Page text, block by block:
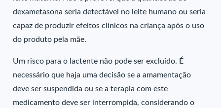
dexametasona seria detectável no leite humano ou seria
capaz de produzir efeitos clínicos na criança após o uso
do produto pela mãe.
Um risco para o lactente não pode ser excluído. É
necessário que haja uma decisão se a amamentação
deve ser suspendida ou se a terapia com este
medicamento deve ser interrompida, considerando o